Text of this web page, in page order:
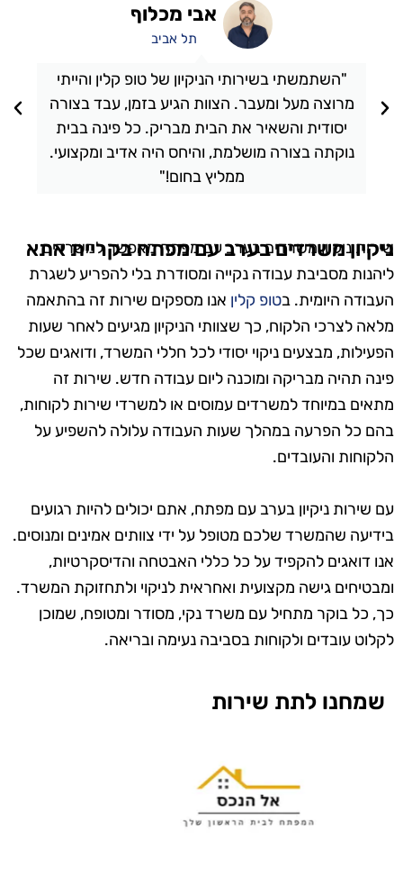
"השתמשתי בשירותי הניקיון של טופ קלין והייתי
מרוצה מעל ומעבר. הצוות הגיע בזמן, עבד בצורה
יסודית והשאיר את הבית מבריק. כל פינה בבית
נוקתה בצורה מושלמת, והיחס היה אדיב ומקצועי.
ממליץ בחום!"
אבי מכלוף
תל אביב
ניקיון משרדים בערב עם מפתח בקריית אתא
שירות ניקיון משרדים בערב עם מפתח מאפשר למשרדים
ליהנות מסביבת עבודה נקייה ומסודרת בלי להפריע לשגרת
העבודה היומית. בטופ קלין אנו מספקים שירות זה בהתאמה
מלאה לצרכי הלקוח, כך שצוותי הניקיון מגיעים לאחר שעות
הפעילות, מבצעים ניקוי יסודי לכל חללי המשרד, ודואגים שכל
פינה תהיה מבריקה ומוכנה ליום עבודה חדש. שירות זה
מתאים במיוחד למשרדים עמוסים או למשרדי שירות לקוחות,
בהם כל הפרעה במהלך שעות העבודה עלולה להשפיע על
הלקוחות והעובדים.
עם שירות ניקיון בערב עם מפתח, אתם יכולים להיות רגועים
בידיעה שהמשרד שלכם מטופל על ידי צוותים אמינים ומנוסים.
אנו דואגים להקפיד על כל כללי האבטחה והדיסקרטיות,
ומבטיחים גישה מקצועית ואחראית לניקוי ולתחזוקת המשרד.
כך, כל בוקר מתחיל עם משרד נקי, מסודר ומטופח, שמוכן
לקלוט עובדים ולקוחות בסביבה נעימה ובריאה.
שמחנו לתת שירות